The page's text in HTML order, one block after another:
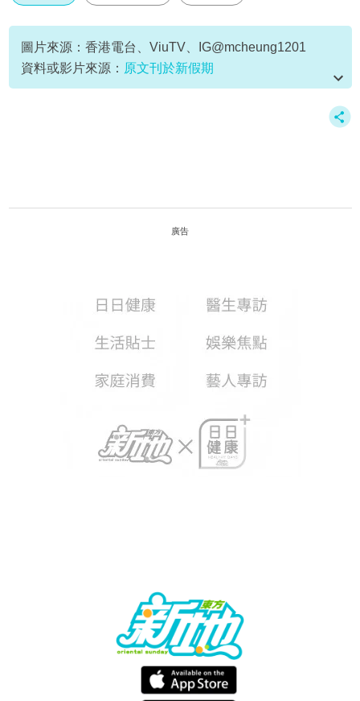
街頭演唱
顏值
圖片來源：香港電台、ViuTV、IG@mcheung1201
資料或影片來源： 原文刊於新假期
廣告